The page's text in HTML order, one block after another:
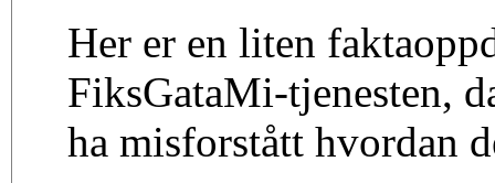
Her er en liten
FiksGataMi-tjenesten,
ha misforstått hvordan